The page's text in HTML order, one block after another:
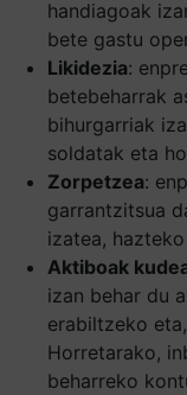
handiagoak
bete gastu
Likidezia:
betebeharrak
bihurgarriak
soldatak eta
Zorpetzea:
garrantzitsua
izatea,
Aktiboak
izan behar du
erabiltzeko
Horretarako,
beharreko